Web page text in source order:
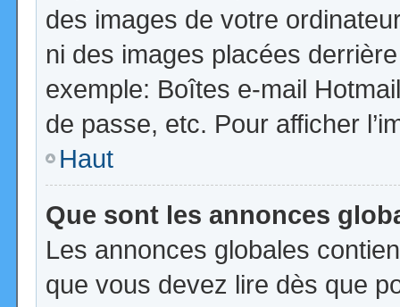
des images de votre
ni des images placées
exemple: Boîtes e-mail
de passe, etc. Pour afficher
Haut
Que sont les annonces
Les annonces globales
que vous devez lire dès que